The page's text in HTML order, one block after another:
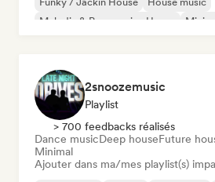
Melodic & Progressive House
2snoozemusic
Playlist
> 700 feedbacks réalisés
Dance musicDeep houseFuture
Minimal
Ajouter dans ma/mes playlist(s)